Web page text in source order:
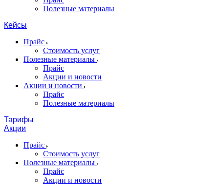
Полезные материалы
Кейсы
Прайс
Стоимость услуг
Полезные материалы
Прайс
Акции и новости
Акции и новости
Прайс
Полезные материалы
Тарифы
Акции
Прайс
Стоимость услуг
Полезные материалы
Прайс
Акции и новости